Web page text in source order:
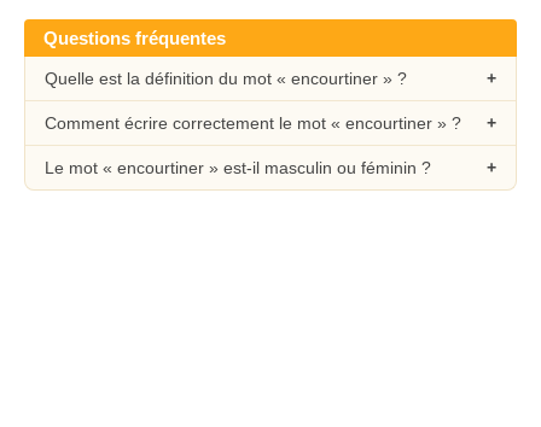
Questions fréquentes
Quelle est la définition du mot « encourtiner » ?
Comment écrire correctement le mot « encourtiner » ?
Le mot « encourtiner » est-il masculin ou féminin ?